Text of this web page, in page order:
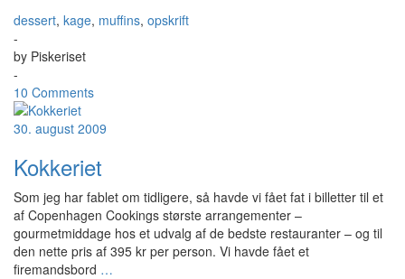
dessert, kage, muffins, opskrift
-
by Piskeriset
-
10 Comments
30. august 2009
Kokkeriet
Som jeg har fablet om tidligere, så havde vi fået fat i billetter til et
af Copenhagen Cookings største arrangementer –
gourmetmiddage hos et udvalg af de bedste restauranter – og til
den nette pris af 395 kr per person. Vi havde fået et
firemandsbord …